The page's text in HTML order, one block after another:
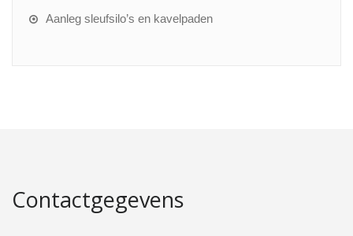
Aanleg sleufsilo’s en kavelpaden
Contactgegevens